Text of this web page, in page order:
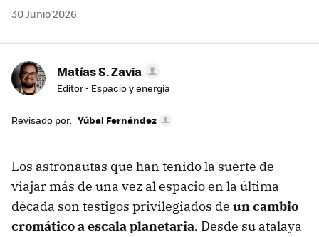
30 Junio 2026
Matías S. Zavia
Editor - Espacio y energía
Revisado por: Yúbal Fernández
Los astronautas que han tenido la suerte de
viajar más de una vez al espacio en la última
década son testigos privilegiados de un cambio
cromático a escala planetaria. Desde su atalaya